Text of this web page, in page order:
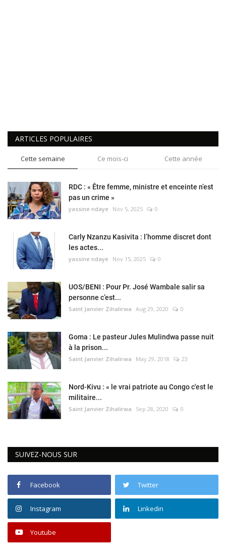
ARTICLES POPULAIRES
Cette semaine Ce mois-ci Cette année
RDC : « Être femme, ministre et enceinte n’est
pas un crime »
yassine ndaye Nov 5, 2025 0
Carly Nzanzu Kasivita : l’homme discret dont
les actes...
yassine ndaye Nov 15, 2025 0
UOS/BENI : Pour Pr. José Wambale salir sa
personne c’est...
Saint Janvier Zihalirwa Aug 29, 2020 0
Goma : Le pasteur Jules Mulindwa passe nuit
à la prison...
Saint Janvier Zihalirwa May 29, 2018 23
Nord-Kivu : « le vrai patriote au Congo c'est le
militaire...
Saint Janvier Zihalirwa Sep 28, 2020 0
SUIVEZ-NOUS SUR
Facebook Twitter
Instagram Linkedin
Youtube